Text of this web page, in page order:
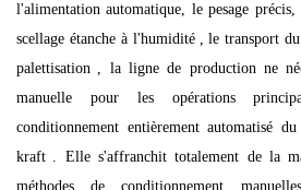
l'alimentation automatique, le pesage précis,
scellage étanche à l'humidité , le transport
palettisation , la ligne de production ne
manuelle pour les opérations
conditionnement entièrement automatisé
kraft . Elle s'affranchit totalement de la
méthodes de conditionnement